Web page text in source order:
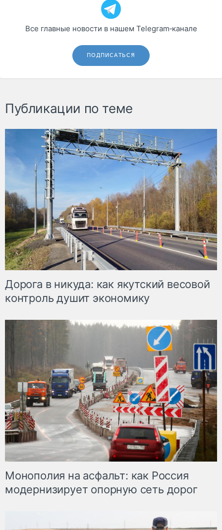
Все главные новости в нашем Telegram‑канале
ПОДПИСАТЬСЯ
Публикации по теме
Дорога в никуда: как якутский весовой
контроль душит экономику
Монополия на асфальт: как Россия
модернизирует опорную сеть дорог